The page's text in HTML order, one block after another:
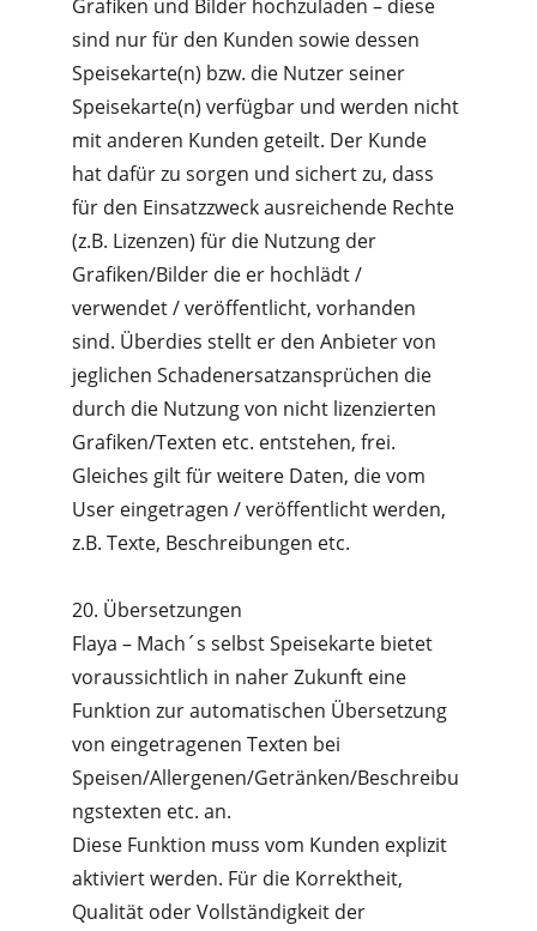
Grafiken und Bilder hochzuladen – diese
sind nur für den Kunden sowie dessen
Speisekarte(n) bzw. die Nutzer seiner
Speisekarte(n) verfügbar und werden nicht
mit anderen Kunden geteilt. Der Kunde
hat dafür zu sorgen und sichert zu, dass
für den Einsatzzweck ausreichende Rechte
(z.B. Lizenzen) für die Nutzung der
Grafiken/Bilder die er hochlädt /
verwendet / veröffentlicht, vorhanden
sind. Überdies stellt er den Anbieter von
jeglichen Schadenersatzansprüchen die
durch die Nutzung von nicht lizenzierten
Grafiken/Texten etc. entstehen, frei.
Gleiches gilt für weitere Daten, die vom
User eingetragen / veröffentlicht werden,
z.B. Texte, Beschreibungen etc.
20. Übersetzungen
Flaya – Mach´s selbst Speisekarte bietet
voraussichtlich in naher Zukunft eine
Funktion zur automatischen Übersetzung
von eingetragenen Texten bei
Speisen/Allergenen/Getränken/Beschreibu
ngstexten etc. an.
Diese Funktion muss vom Kunden explizit
aktiviert werden. Für die Korrektheit,
Qualität oder Vollständigkeit der